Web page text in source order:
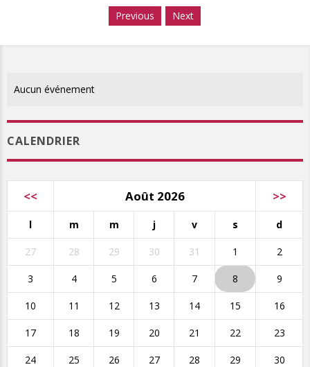
Previous Next
Aucun événement
CALENDRIER
<< Août 2026 >>
l m m j v s d
27 28 29 30 31 1 2
3 4 5 6 7 8 9
10 11 12 13 14 15 16
17 18 19 20 21 22 23
24 25 26 27 28 29 30